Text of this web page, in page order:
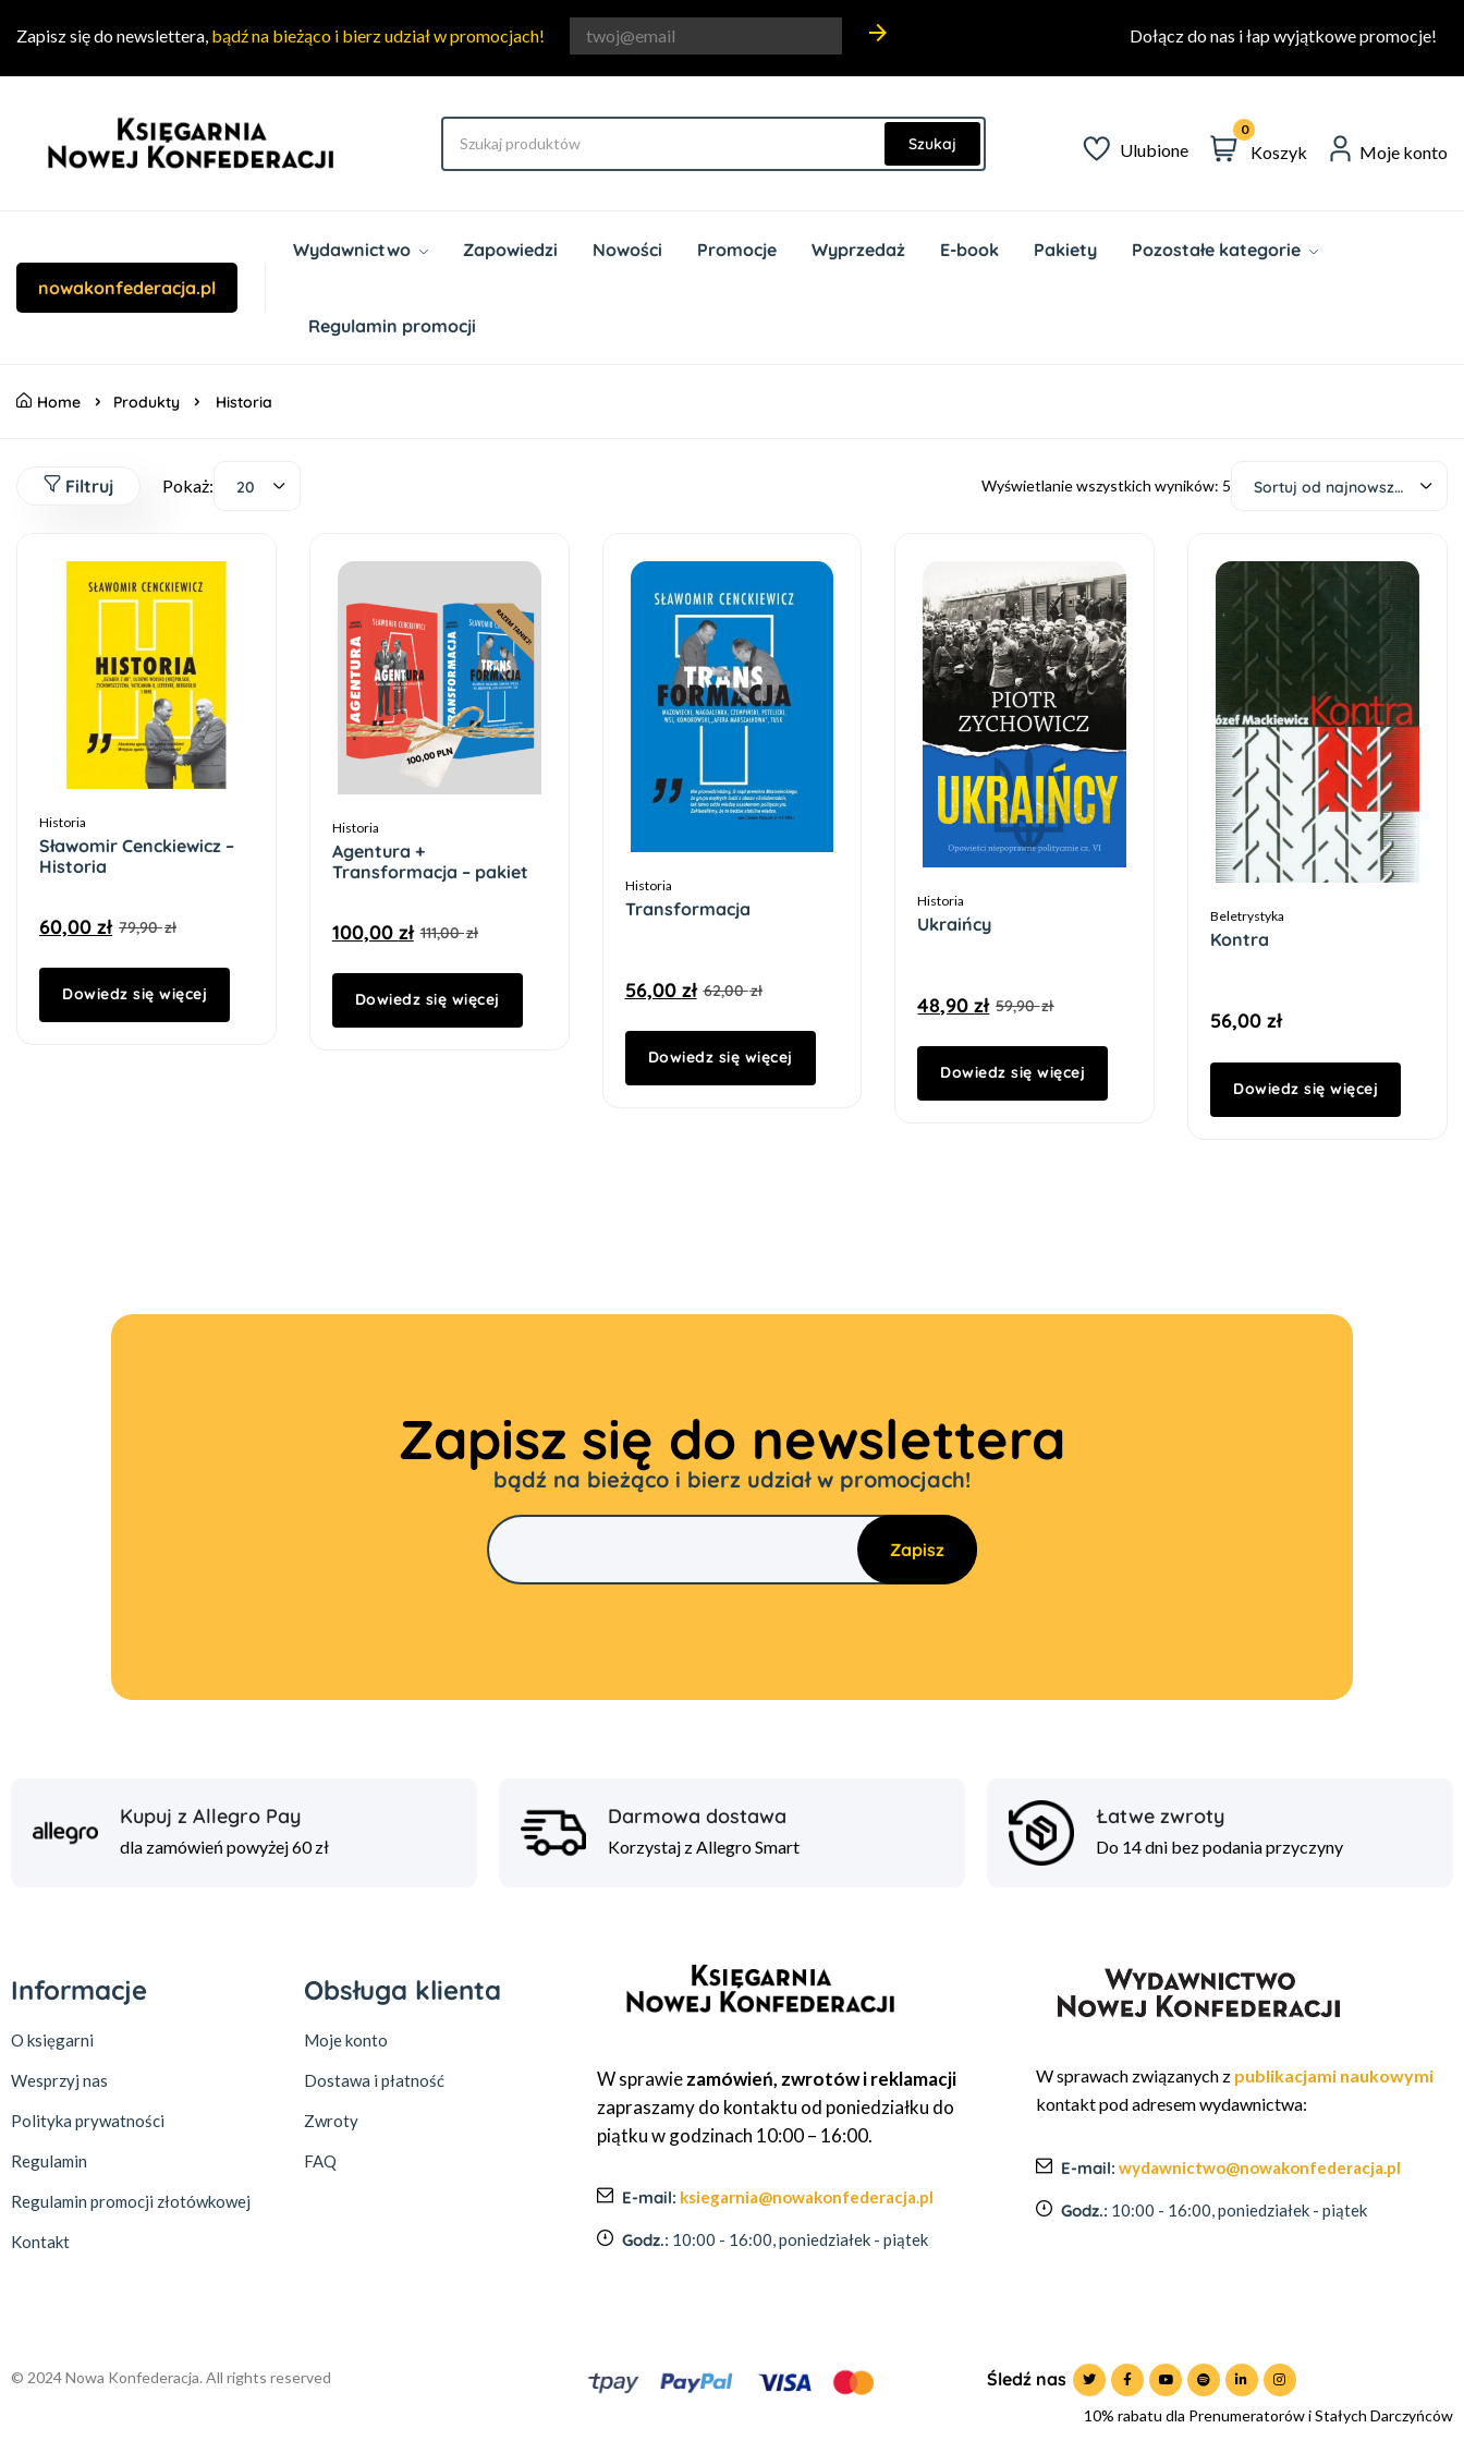
Zapisz się do newslettera, bądź na bieżąco i bierz udział w promocjach! arrow_forward Dołącz do nas i łap wyjątkowe promocje!
Szukaj Ulubione
0
Koszyk Moje konto
nowakonfederacja.pl
Wydawnictwo Zapowiedzi Nowości Promocje Wyprzedaż E-book Pakiety Pozostałe kategorie
Regulamin promocji
Home Produkty Historia
Filtruj Pokaż: 20 Wyświetlanie wszystkich wyników: 5 Sortuj od najnowszych
Historia
Sławomir Cenckiewicz –
Historia
79,90zł
60,00 zł
Dowiedz się więcej
Historia
Agentura +
Transformacja – pakiet
111,00zł
100,00 zł
Dowiedz się więcej
Historia
Transformacja
62,00zł
56,00 zł
Dowiedz się więcej
Historia
Ukraińcy
59,90zł
48,90zł
Dowiedz się więcej
Beletrystyka
Kontra
56,00zł
Dowiedz się więcej
Zapisz się do newslettera
bądź na bieżąco i bierz udział w promocjach!
Kupuj z Allegro Pay
dla zamówień powyżej 60 zł
Darmowa dostawa
Korzystaj z Allegro Smart
Łatwe zwroty
Do 14 dni bez podania przyczyny
Informacje
O księgarni
Wesprzyj nas
Polityka prywatności
Regulamin
Regulamin promocji złotówkowej
Kontakt
Obsługa klienta
Moje konto
Dostawa i płatność
Zwroty
FAQ
W sprawiezamówień, zwrotów i reklamacji
zapraszamy do kontaktu od poniedziałku do
piątku w godzinach 10:00 – 16:00.
E-mail: ksiegarnia@nowakonfederacja.pl
Godz.: 10:00 - 16:00, poniedziałek - piątek
W sprawach związanych zpublikacjami naukowymi
kontakt pod adresem wydawnictwa:
E-mail: wydawnictwo@nowakonfederacja.pl
Godz.: 10:00 - 16:00, poniedziałek - piątek
© 2024 Nowa Konfederacja. All rights reserved Śledź nas
10% rabatu dla Prenumeratorów i Stałych Darczyńców